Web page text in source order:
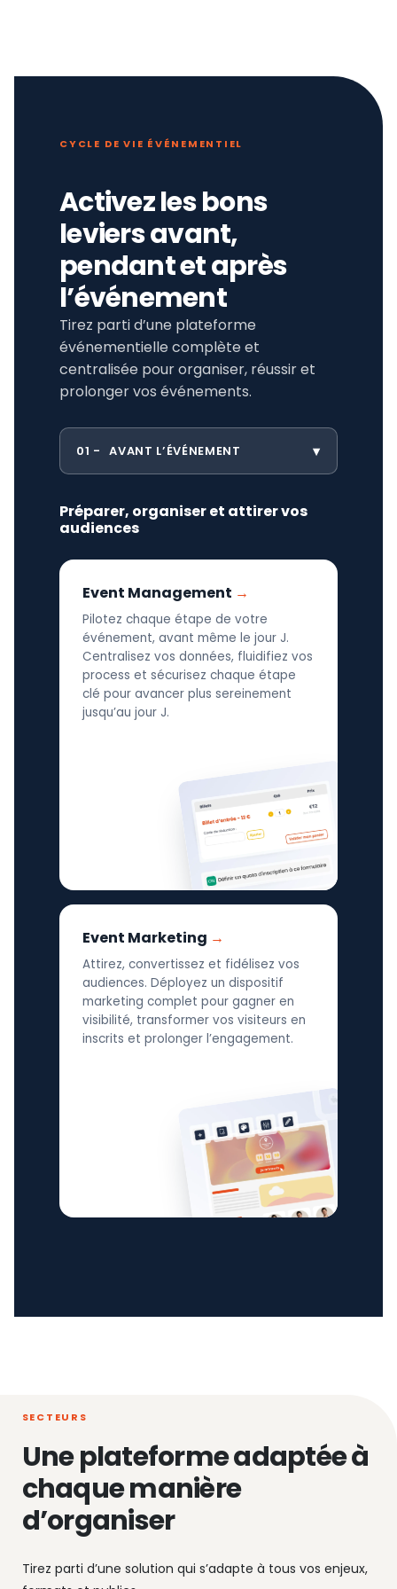
CYCLE DE VIE ÉVÉNEMENTIEL
Activez les bons
leviers avant,
pendant et après
l’événement
Tirez parti d’une plateforme
événementielle complète et
centralisée pour organiser, réussir et
prolonger vos événements.
01 AVANT L’ÉVÉNEMENT
Préparer, organiser et attirer vos
audiences
Event Management
Pilotez chaque étape de votre
événement, avant même le jour J.
Centralisez vos données, fluidifiez vos
process et sécurisez chaque étape
clé pour avancer plus sereinement
jusqu’au jour J.
Event Marketing
Attirez, convertissez et fidélisez vos
audiences. Déployez un dispositif
marketing complet pour gagner en
visibilité, transformer vos visiteurs en
inscrits et prolonger l’engagement.
SECTEURS
Une plateforme adaptée à
chaque manière
d’organiser
Tirez parti d’une solution qui s’adapte à tous vos enjeux,